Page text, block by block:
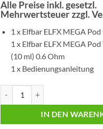
Preis
war:
€22,99
Preis
ist:
Alle Preise inkl. gesetzl.
Mehrwertsteuer zzgl.
1 x Elfbar ELFX MEGA
1 x Elfbar ELFX MEGA
(10 ml) 0.6 Ohm
1 x Bedienungsanleitung
IN DEN